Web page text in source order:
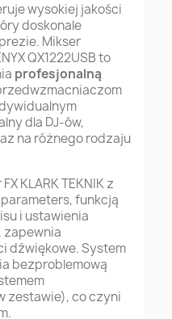
wysokiej jakości
doskonale
Mikser
QX1222USB to
profesjonalną
dla DJ-ów,
na różnego rodzaju
KLARK TEKNIK z
funkcją
i ustawienia
zapewnia
dźwiękowe. System
bezproblemową
zestawie), co czyni